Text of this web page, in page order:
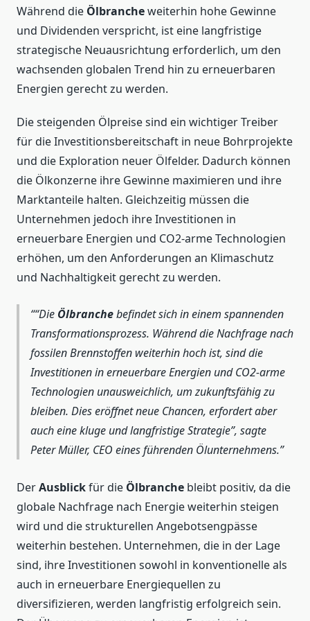
Während die Ölbrancheweiterhin hohe Gewinne
und Dividenden verspricht, ist eine langfristige
strategische Neuausrichtung erforderlich, um den
wachsenden globalen Trend hin zu erneuerbaren
Energien gerecht zu werden.
Die steigenden Ölpreise sind ein wichtiger Treiber
für die Investitionsbereitschaft in neue Bohrprojekte
und die Exploration neuer Ölfelder. Dadurch können
die Ölkonzerne ihre Gewinne maximieren und ihre
Marktanteile halten. Gleichzeitig müssen die
Unternehmen jedoch ihre Investitionen in
erneuerbare Energien und CO2-arme Technologien
erhöhen, um den Anforderungen an Klimaschutz
und Nachhaltigkeit gerecht zu werden.
“Die Ölbranchebefindet sich in einem spannenden
Transformationsprozess. Während die Nachfrage nach
fossilen Brennstoffen weiterhin hoch ist, sind die
Investitionen in erneuerbare Energien und CO2-arme
Technologien unausweichlich, um zukunftsfähig zu
bleiben. Dies eröffnet neue Chancen, erfordert aber
auch eine kluge und langfristige Strategie”, sagte
Peter Müller, CEO eines führenden Ölunternehmens.
DerAusblickfür die Ölbranche bleibt positiv, da die
globale Nachfrage nach Energie weiterhin steigen
wird und die strukturellen Angebotsengpässe
weiterhin bestehen. Unternehmen, die in der Lage
sind, ihre Investitionen sowohl in konventionelle als
auch in erneuerbare Energiequellen zu
diversifizieren, werden langfristig erfolgreich sein.